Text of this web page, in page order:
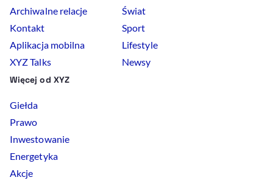
Archiwalne relacje
Kontakt
Aplikacja mobilna
XYZ Talks
Świat
Sport
Lifestyle
Newsy
Więcej od XYZ
Giełda
Prawo
Inwestowanie
Energetyka
Akcje